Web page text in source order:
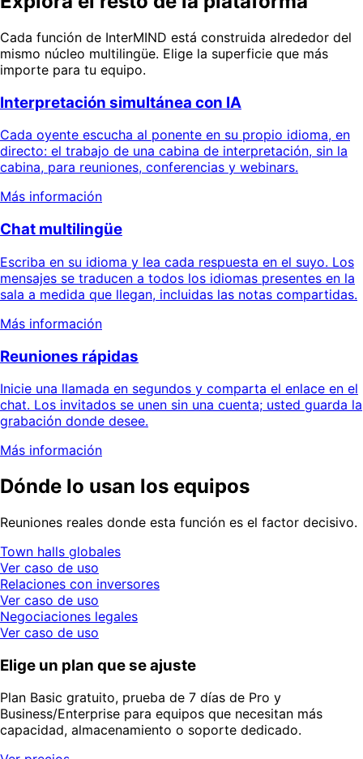
Cada función de InterMIND está construida alrededor del
mismo núcleo multilingüe. Elige la superficie que más
importe para tu equipo.
Interpretación simultánea con IA
Cada oyente escucha al ponente en su propio idioma, en
directo: el trabajo de una cabina de interpretación, sin la
cabina, para reuniones, conferencias y webinars.
Más información
Chat multilingüe
Escriba en su idioma y lea cada respuesta en el suyo. Los
mensajes se traducen a todos los idiomas presentes en la
sala a medida que llegan, incluidas las notas compartidas.
Más información
Reuniones rápidas
Inicie una llamada en segundos y comparta el enlace en el
chat. Los invitados se unen sin una cuenta; usted guarda la
grabación donde desee.
Más información
Dónde lo usan los equipos
Reuniones reales donde esta función es el factor decisivo.
Town halls globales
Ver caso de uso
Relaciones con inversores
Ver caso de uso
Negociaciones legales
Ver caso de uso
Elige un plan que se ajuste
Plan Basic gratuito, prueba de 7 días de Pro y
Business/Enterprise para equipos que necesitan más
capacidad, almacenamiento o soporte dedicado.